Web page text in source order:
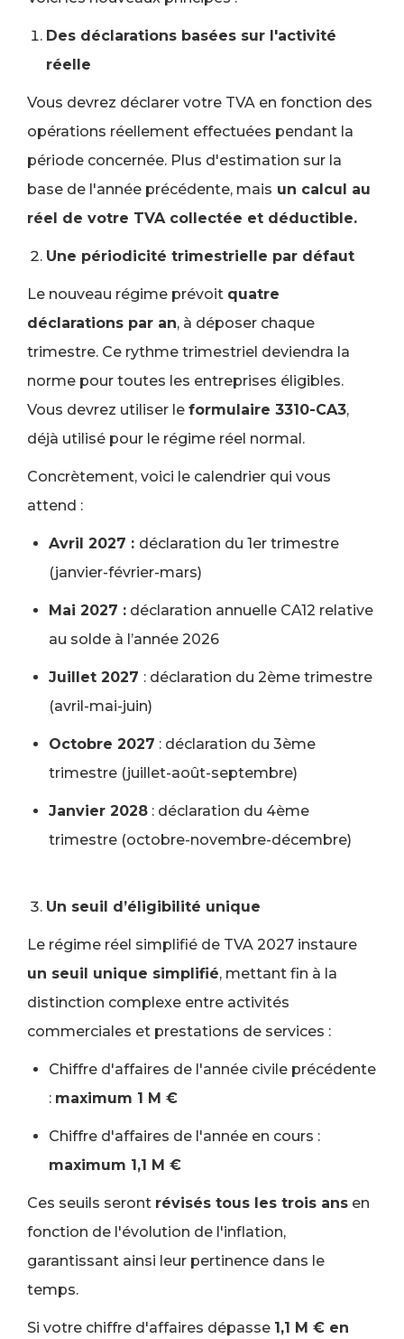
Des déclarations basées sur l'activité
réelle
Vous devrez déclarer votre TVA en fonction des
opérations réellement effectuées pendant la
période concernée. Plus d'estimation sur la
base de l'année précédente, mais un calcul au
réel de votre TVA collectée et déductible.
Une périodicité trimestrielle par défaut
Le nouveau régime prévoit quatre
déclarations par an, à déposer chaque
trimestre. Ce rythme trimestriel deviendra la
norme pour toutes les entreprises éligibles.
Vous devrez utiliser le formulaire 3310-CA3,
déjà utilisé pour le régime réel normal.
Concrètement, voici le calendrier qui vous
attend :
Avril 2027 : déclaration du 1er trimestre
(janvier-février-mars)
Mai 2027 : déclaration annuelle CA12 relative
au solde à l’année 2026
Juillet 2027 : déclaration du 2ème trimestre
(avril-mai-juin)
Octobre 2027 : déclaration du 3ème
trimestre (juillet-août-septembre)
Janvier 2028 : déclaration du 4ème
trimestre (octobre-novembre-décembre)
Un seuil d’éligibilité unique
Le régime réel simplifié de TVA 2027 instaure
un seuil unique simplifié, mettant fin à la
distinction complexe entre activités
commerciales et prestations de services :
Chiffre d'affaires de l'année civile précédente
: maximum 1 M €
Chiffre d'affaires de l'année en cours :
maximum 1,1 M €
Ces seuils seront révisés tous les trois ans en
fonction de l'évolution de l'inflation,
garantissant ainsi leur pertinence dans le
temps.
Si votre chiffre d'affaires dépasse 1,1 M € en